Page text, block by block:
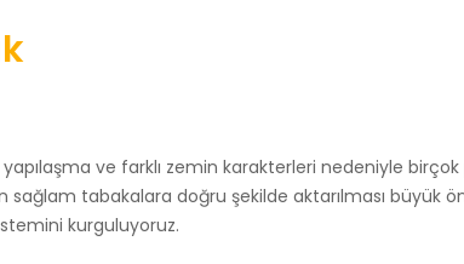
ve farklı zemin karakterleri nedeniyle
tabakalara doğru şekilde aktarılması büyük
kurguluyoruz.